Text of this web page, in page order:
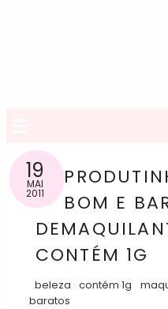
19
MAI
2011
BOM E
CONTÉM 1G
beleza contém 1g
baratos